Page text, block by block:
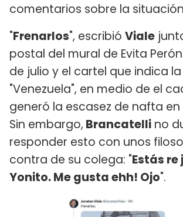
comentarios sobre la
"Frenarlos", escribió Viale
postal del mural de Evita
de julio y el cartel que indica
"Venezuela", en medio de el
generó la escasez de nafta
Sin embargo, Brancatelli no
responder esto con unos
contra de su colega: "Estás
Yonito. Me gusta ehh! Ojo".